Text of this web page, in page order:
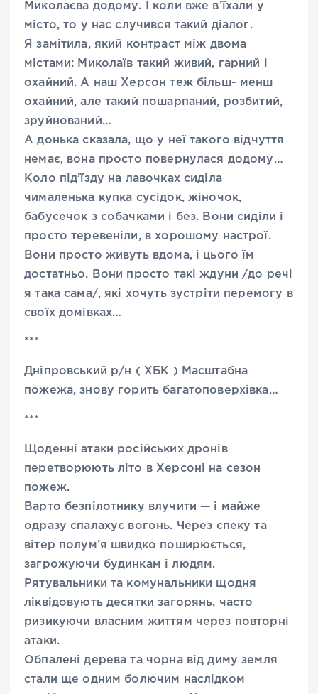
Миколаєва додому. І коли вже в’їхали у
місто, то у нас случився такий діалог.
Я замітила, який контраст між двома
містами: Миколаїв такий живий, гарний і
охайний. А наш Херсон теж більш- менш
охайний, але такий пошарпаний, розбитий,
зруйнований…
А донька сказала, що у неї такого відчуття
немає, вона просто повернулася додому…
Коло під’їзду на лавочках сиділа
чималенька купка сусідок, жіночок,
бабусечок з собачками і без. Вони сиділи і
просто теревеніли, в хорошому настрої.
Вони просто живуть вдома, і цього їм
достатньо. Вони просто такі ждуни /до речі
я така сама/, які хочуть зустріти перемогу в
своїх домівках…
***
Дніпровський р/н ( ХБК ) Масштабна
пожежа, знову горить багатоповерхівка…
***
Щоденні атаки російських дронів
перетворюють літо в Херсоні на сезон
пожеж.
Варто безпілотнику влучити — і майже
одразу спалахує вогонь. Через спеку та
вітер полум’я швидко поширюється,
загрожуючи будинкам і людям.
Рятувальники та комунальники щодня
ліквідовують десятки загорянь, часто
ризикуючи власним життям через повторні
атаки.
Обпалені дерева та чорна від диму земля
стали ще одним болючим наслідком